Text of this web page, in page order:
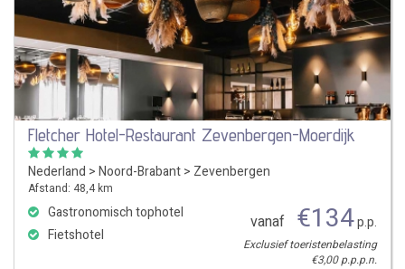
Fletcher Hotel-Restaurant Zevenbergen-Moerdijk
Nederland >Noord-Brabant> Zevenbergen
Afstand: 48,4 km
Gastronomisch tophotel
Fietshotel
vanaf €134p.p.
Exclusief toeristenbelasting
€3,00 p.p.p.n.